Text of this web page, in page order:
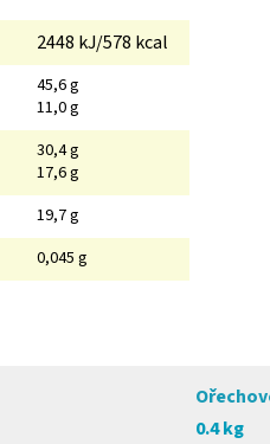
2448 kJ/578 kcal
45,6 g
11,0 g
30,4 g
17,6 g
19,7 g
0,045 g
0.4 kg